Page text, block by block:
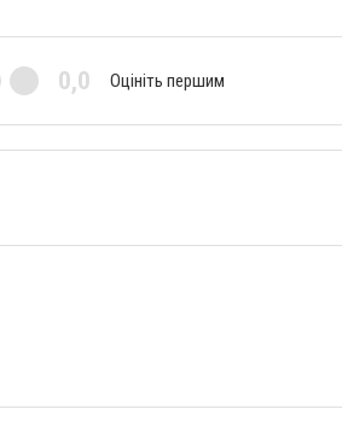
0,0 Оцініть першим